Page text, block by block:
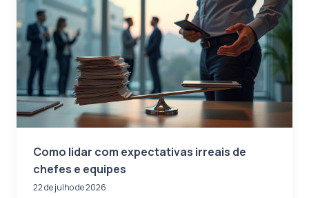
Como lidar com expectativas irreais de
chefes e equipes
22 de julho de 2026